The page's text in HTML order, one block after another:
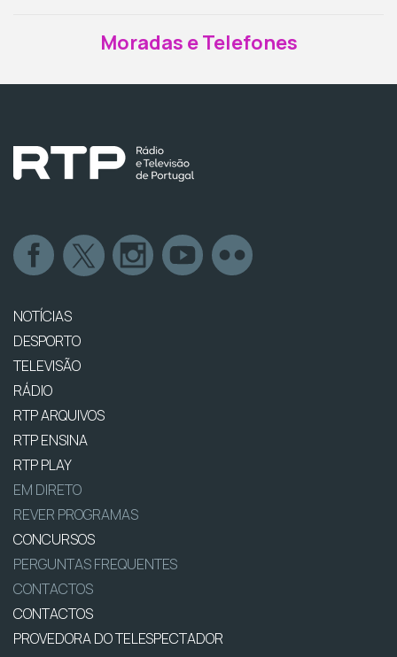
Moradas e Telefones
NOTÍCIAS
DESPORTO
TELEVISÃO
RÁDIO
RTP ARQUIVOS
RTP ENSINA
RTP PLAY
EM DIRETO
REVER PROGRAMAS
CONCURSOS
PERGUNTAS FREQUENTES
CONTACTOS
CONTACTOS
PROVEDORA DO TELESPECTADOR